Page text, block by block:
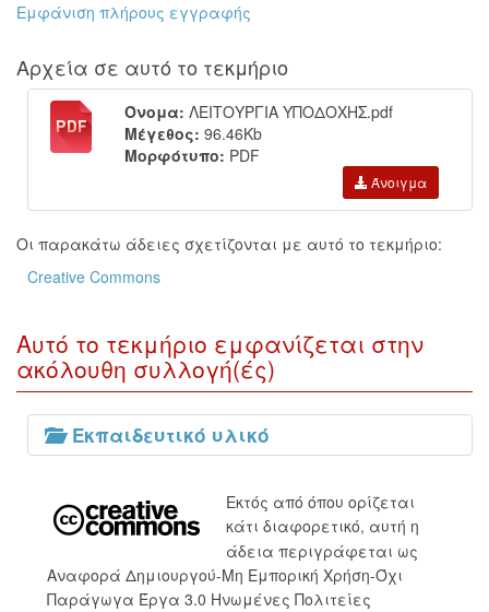
Εμφάνιση πλήρους εγγραφής
Αρχεία σε αυτό το τεκμήριο
Όνομα: ΛΕΙΤΟΥΡΓΙΑ ΥΠΟΔΟΧΗΣ.pdf
Μέγεθος: 96.46Kb
Μορφότυπο: PDF
Άνοιγμα
Οι παρακάτω άδειες σχετίζονται με αυτό το τεκμήριο:
Creative Commons
Αυτό το τεκμήριο εμφανίζεται στην
ακόλουθη συλλογή(ές)
Εκπαιδευτικό υλικό
Εκτός από όπου ορίζεται
κάτι διαφορετικό, αυτή η
άδεια περιγράφεται ως
Αναφορά Δημιουργού-Μη Εμπορική Χρήση-Όχι
Παράγωγα Έργα 3.0 Ηνωμένες Πολιτείες